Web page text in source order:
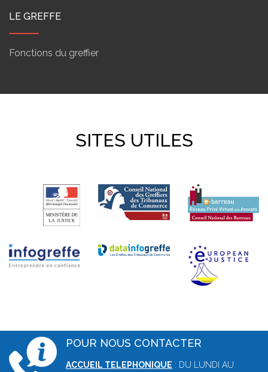
LE GREFFE
Fonctions du greffier
SITES UTILES
POUR NOUS CONTACTER
ACCUEIL TELEPHONIQUE : DU LUNDI AU